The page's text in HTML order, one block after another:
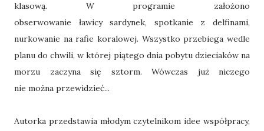
klasową. W programie założono
obserwowanie ławicy sardynek, spotkanie z delfinami,
nurkowanie na rafie koralowej. Wszystko przebiega wedle
planu do chwili, w której piątego dnia pobytu dzieciaków na
morzu zaczyna się sztorm. Wówczas już niczego
nie można przewidzieć...
Autorka przedstawia młodym czytelnikom idee współpracy,